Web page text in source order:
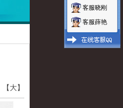
【大】
客服晓刚
客服薛艳